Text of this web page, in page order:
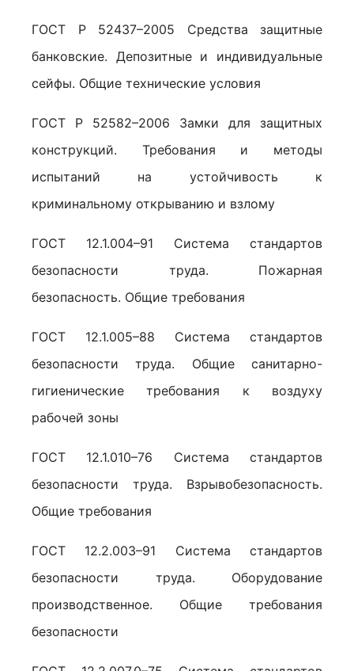
ГОСТ Р 52437–2005 Средства защитные
банковские. Депозитные и индивидуальные
сейфы. Общие технические условия
ГОСТ Р 52582–2006 Замки для защитных
конструкций. Требования и методы
испытаний на устойчивость к
криминальному открыванию и взлому
ГОСТ 12.1.004–91 Система стандартов
безопасности труда. Пожарная
безопасность. Общие требования
ГОСТ 12.1.005–88 Система стандартов
безопасности труда. Общие санитарно-
гигиенические требования к воздуху
рабочей зоны
ГОСТ 12.1.010–76 Система стандартов
безопасности труда. Взрывобезопасность.
Общие требования
ГОСТ 12.2.003–91 Система стандартов
безопасности труда. Оборудование
производственное. Общие требования
безопасности